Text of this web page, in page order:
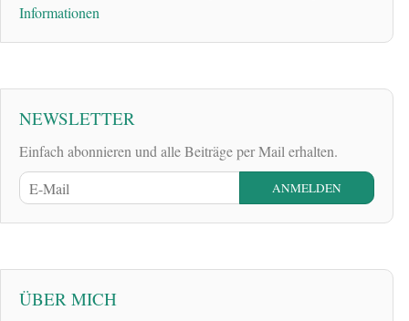
Informationen
NEWSLETTER
Einfach abonnieren und alle Beiträge per Mail erhalten.
ÜBER MICH